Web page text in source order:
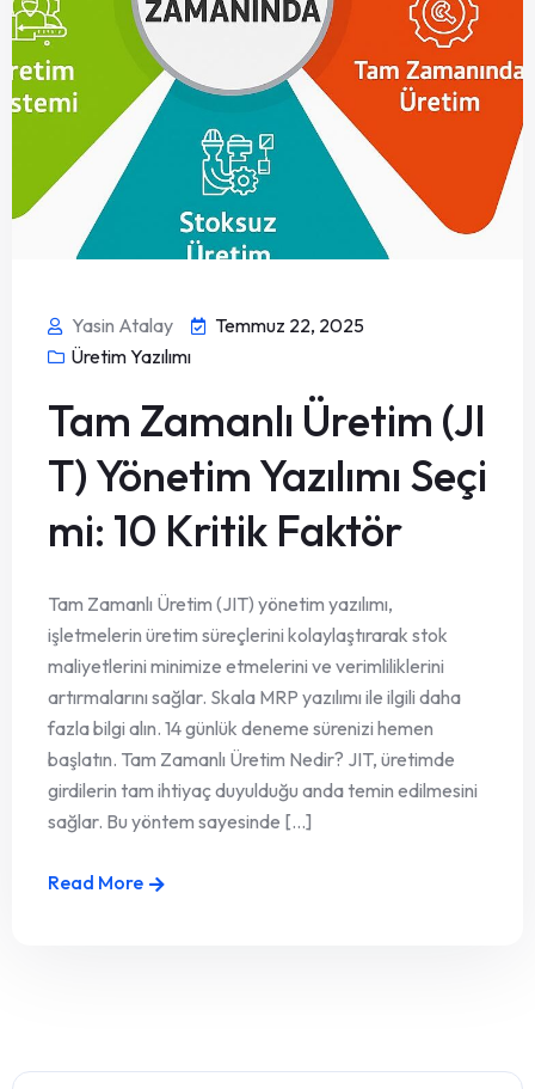
Yasin Atalay
Temmuz 22, 2025
Üretim Yazılımı
Tam Zamanlı Üretim (JI
T) Yönetim Yazılımı Seçi
mi: 10 Kritik Faktör
Tam Zamanlı Üretim (JIT) yönetim yazılımı,
işletmelerin üretim süreçlerini kolaylaştırarak stok
maliyetlerini minimize etmelerini ve verimliliklerini
artırmalarını sağlar. Skala MRP yazılımı ile ilgili daha
fazla bilgi alın. 14 günlük deneme sürenizi hemen
başlatın. Tam Zamanlı Üretim Nedir? JIT, üretimde
girdilerin tam ihtiyaç duyulduğu anda temin edilmesini
sağlar. Bu yöntem sayesinde [...]
Read More